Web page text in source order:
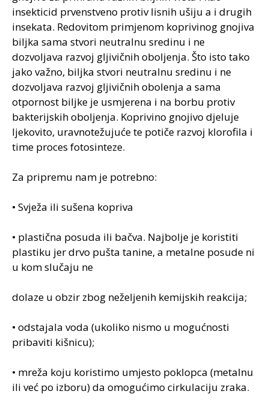
insekticid prvenstveno protiv lisnih ušiju a i drugih
insekata. Redovitom primjenom koprivinog gnojiva
biljka sama stvori neutralnu sredinu i ne
dozvoljava razvoj gljivičnih oboljenja. Što isto tako
jako važno, biljka stvori neutralnu sredinu i ne
dozvoljava razvoj gljivičnih obolenja a sama
otpornost biljke je usmjerena i na borbu protiv
bakterijskih oboljenja. Koprivino gnojivo djeluje
ljekovito, uravnotežujuće te potiče razvoj klorofila i
time proces fotosinteze.
Za pripremu nam je potrebno:
• Svježa ili sušena kopriva
• plastična posuda ili bačva. Najbolje je koristiti
plastiku jer drvo pušta tanine, a metalne posude ni
u kom slučaju ne
dolaze u obzir zbog neželjenih kemijskih reakcija;
• odstajala voda (ukoliko nismo u mogućnosti
pribaviti kišnicu);
• mreža koju koristimo umjesto poklopca (metalnu
ili već po izboru) da omogućimo cirkulaciju zraka.